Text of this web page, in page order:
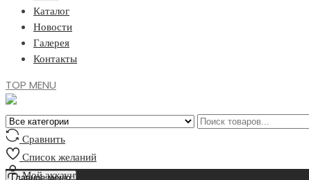
Каталог
Новости
Галерея
Контакты
TOP MENU
Сравнить
Список желаний
Мой аккаунт
Главное меню